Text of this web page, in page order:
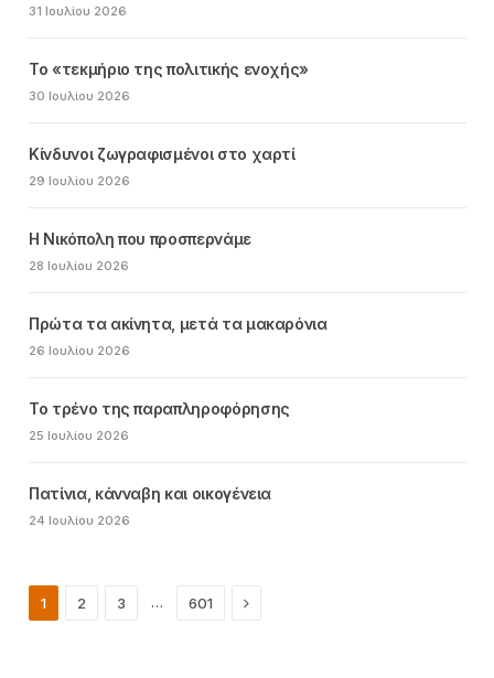
31 Ιουλίου 2026
Το «τεκμήριο της πολιτικής ενοχής»
30 Ιουλίου 2026
Κίνδυνοι ζωγραφισμένοι στο χαρτί
29 Ιουλίου 2026
Η Νικόπολη που προσπερνάμε
28 Ιουλίου 2026
Πρώτα τα ακίνητα, μετά τα μακαρόνια
26 Ιουλίου 2026
Το τρένο της παραπληροφόρησης
25 Ιουλίου 2026
Πατίνια, κάνναβη και οικογένεια
24 Ιουλίου 2026
1 2 3 … 601 Next